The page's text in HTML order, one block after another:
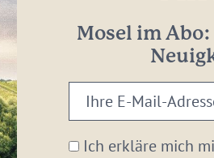
Mosel im
Ihre
E-
Mail-Ich erkläre mich